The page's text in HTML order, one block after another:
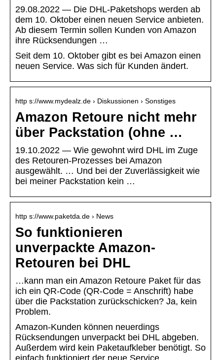
29.08.2022 — Die DHL-Paketshops werden ab
dem 10. Oktober einen neuen Service anbieten.
Ab diesem Termin sollen Kunden von Amazon
ihre Rücksendungen …
Seit dem 10. Oktober gibt es bei Amazon einen
neuen Service. Was sich für Kunden ändert.
http s://www.mydealz.de › Diskussionen › Sonstiges
Amazon Retoure nicht mehr
über Packstation (ohne …
19.10.2022 — Wie gewohnt wird DHL im Zuge
des Retouren-Prozesses bei Amazon
ausgewählt. … Und bei der Zuverlässigkeit wie
bei meiner Packstation kein …
http s://www.paketda.de › News
So funktionieren
unverpackte Amazon-
Retouren bei DHL
…kann man ein Amazon Retoure Paket für das
ich ein QR-Code (QR-Code = Anschrift) habe
über die Packstation zurückschicken? Ja, kein
Problem.
Amazon-Kunden können neuerdings
Rücksendungen unverpackt bei DHL abgeben.
Außerdem wird kein Paketaufkleber benötigt. So